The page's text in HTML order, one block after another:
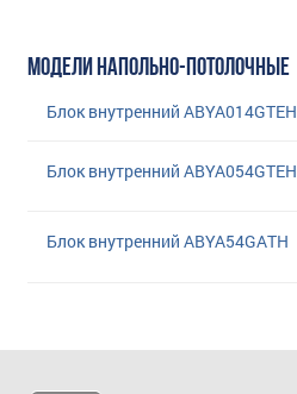
МОДЕЛИ НАПОЛЬНО-ПОТОЛОЧНЫЕ
Блок внутренний ABYA014GTEH
Блок внутренний ABYA054GTEH
Блок внутренний ABYA54GATH